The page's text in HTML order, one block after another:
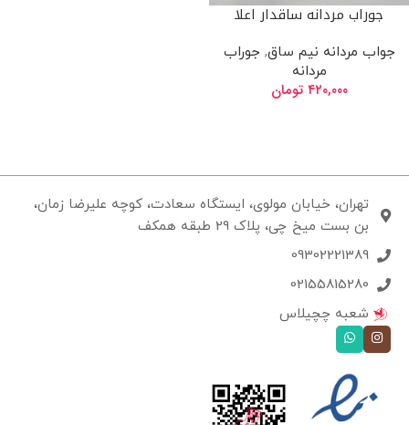
جوراب مردانه ساقدار اعلا
جواب مردانه نیم ساق, جوراب
مردانه
۴۲۰,۰۰۰ تومان
تهران، خیابان مولوی، ایستگاه سعادت، کوچه علیرضا زمان،
بن بست میخ چی، پلاک 29 طبقه همکف
09302221389
02155815280
شعبه چچیلاس